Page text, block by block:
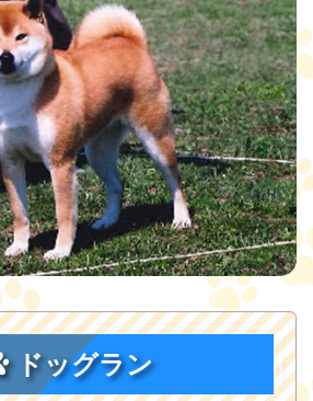
ドッグラン